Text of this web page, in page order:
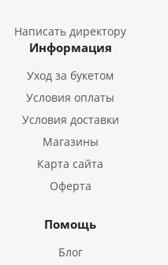
Букеты из Гладиолусов
Букеты из Тюльпанов
Написать директору
Информация
Уход за букетом
Условия оплаты
Условия доставки
Магазины
Карта сайта
Оферта
Помощь
Блог